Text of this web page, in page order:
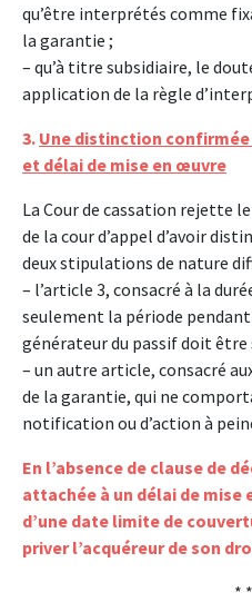
qu’être interprétés comme
la garantie ;
– qu’à titre subsidiaire, le
application de la règle
3. Une distinction
et délai de mise en œuvre
La Cour de cassation rejette
de la cour d’appel d’avoir
deux stipulations de nature
– l’article 3, consacré à la
seulement la période
générateur du passif doit être
– un autre article, consacré
de la garantie, qui ne
notification ou d’action à
En l’absence de clause de
attachée à un délai de
d’une date limite de
priver l’acquéreur de son
*